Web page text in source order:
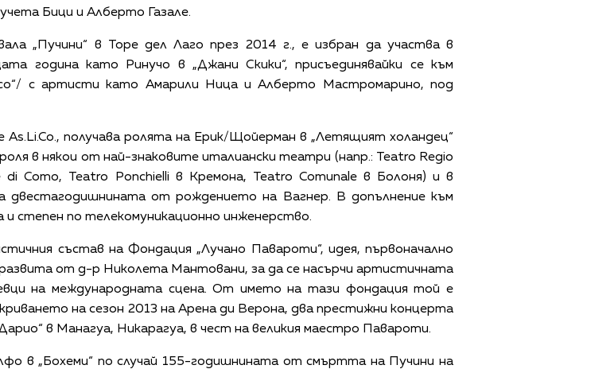
Бици и Алберто Газале.
„Пучини“ в Торе дел Лаго през 2014 г., е избран да участва в
година като Ринучо в „Джани Скики“, присъединявайки се към
с артисти като Амарили Ница и Алберто Мастромарино, под
As.Li.Co., получава ролята на Ерик/Щойерман в „Летящият холандец“
в някои от най-знаковите италиански театри (напр.: Teatro Regio
Como, Teatro Ponchielli в Кремона, Teatro Comunale в Болоня) и в
двестагодишнината от рождението на Вагнер. В допълнение към
и степен по телекомуникационно инженерство.
състав на Фондация „Лучано Павароти“, идея, първоначално
от д-р Николета Мантовани, за да се насърчи артистичната
на международната сцена. От името на тази фондация той е
на сезон 2013 на Арена ди Верона, два престижни концерта
в Манагуа, Никарагуа, в чест на великия маестро Павароти.
в „Бохеми“ по случай 155-годишнината от смъртта на Пучини на